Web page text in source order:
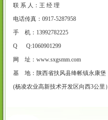
联 系 人：王 经 理
电话传真：0917-5287958
手 机：13992782225
Q Q:1060901299
网 址： www.sxgsmm.com
基 地：陕西省扶风县绛帐镇永康堡
(杨凌农业高新技术开发区向西3公里）